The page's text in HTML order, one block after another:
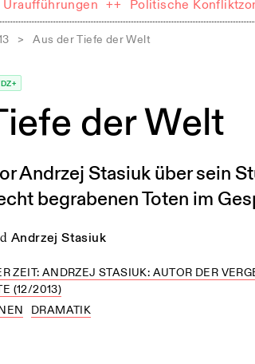
Uraufführungen ++ Politische
> Aus der Tiefe der Welt
der Welt
Andrzej Stasiuk über sein
begrabenen Toten im
Andrzej Stasiuk
ZEIT: ANDRZEJ STASIUK: AUTOR DER
(12/2013)
DRAMATIK